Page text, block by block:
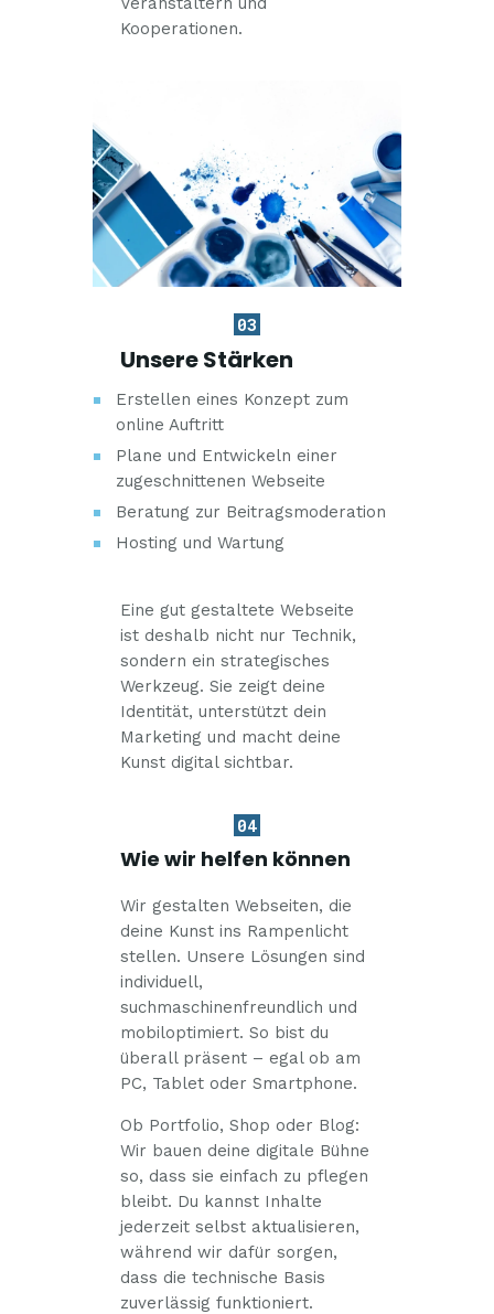
Kooperationen.
03
Unsere Stärken
Erstellen eines Konzept zum
online Auftritt
Plane und Entwickeln einer
zugeschnittenen Webseite
Beratung zur Beitragsmoderation
Hosting und Wartung
Eine gut gestaltete Webseite
ist deshalb nicht nur Technik,
sondern ein strategisches
Werkzeug. Sie zeigt deine
Identität, unterstützt dein
Marketing und macht deine
Kunst digital sichtbar.
04
Wie wir helfen können
Wir gestalten Webseiten, die
deine Kunst ins Rampenlicht
stellen. Unsere Lösungen sind
individuell,
suchmaschinenfreundlich und
mobiloptimiert. So bist du
überall präsent – egal ob am
PC, Tablet oder Smartphone.
Ob Portfolio, Shop oder Blog:
Wir bauen deine digitale Bühne
so, dass sie einfach zu pflegen
bleibt. Du kannst Inhalte
jederzeit selbst aktualisieren,
während wir dafür sorgen,
dass die technische Basis
zuverlässig funktioniert.